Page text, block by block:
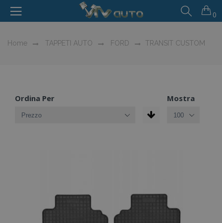
0
Home TAPPETI AUTO FORD TRANSIT CUSTOM
Ordina Per Mostra